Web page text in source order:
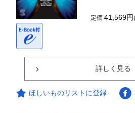
定価41,569円
詳しく見る
ほしいものリストに登録